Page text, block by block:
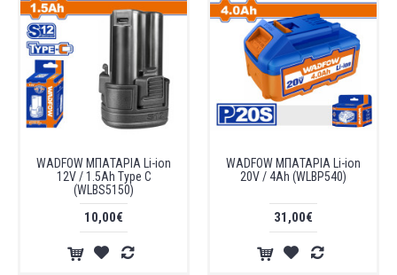
WADFOW ΜΠΑΤΑΡΙΑ Li-ion
12V / 1.5Ah Type C
(WLBS5150)
10,00€
WADFOW ΜΠΑΤΑΡΙΑ Li-ion
20V / 4Ah (WLBP540)
31,00€